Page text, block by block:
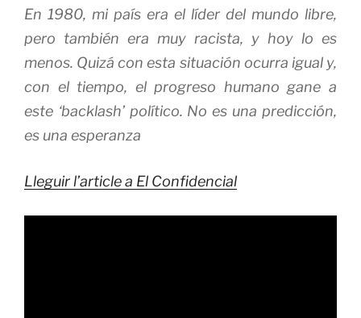
En 1980, mi país era el líder del mundo libre,
pero también era muy racista, y hoy lo es
menos. Quizá con esta situación ocurra igual y,
con el tiempo, el progreso humano gane a
este ‘backlash’ político. No es una predicción,
es una esperanza
Lleguir l’article a El Confidencial